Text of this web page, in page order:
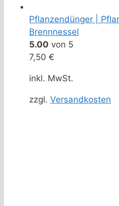
Pflanzendünger |
Brennnessel
5.00 von 5
7,50 €
inkl. MwSt.
zzgl. Versandkosten